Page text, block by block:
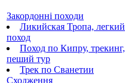
Закордонні походи
Ликийская Тропа, легкий
поход
Поход по Кипру, трекинг,
пеший тур
Трек по Сванетии
Сходження